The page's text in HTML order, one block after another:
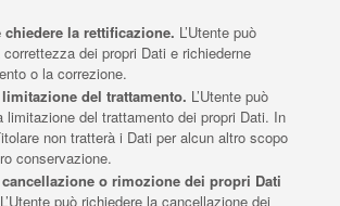
chiedere la rettificazione. L’Utente può
dei propri Dati e richiederne
o la correzione.
del trattamento. L’Utente può
limitazione del trattamento dei propri Dati. In
non tratterà i Dati per alcun altro scopo
conservazione.
o rimozione dei propri Dati
L’Utente può richiedere la cancellazione dei